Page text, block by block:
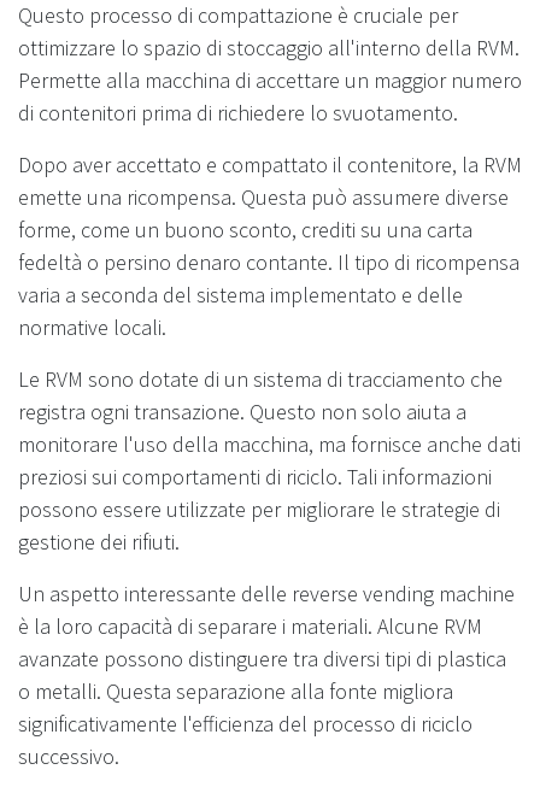
Questo processo di compattazione è cruciale per
ottimizzare lo spazio di stoccaggio all'interno della RVM.
Permette alla macchina di accettare un maggior numero
di contenitori prima di richiedere lo svuotamento.
Dopo aver accettato e compattato il contenitore, la RVM
emette una ricompensa. Questa può assumere diverse
forme, come un buono sconto, crediti su una carta
fedeltà o persino denaro contante. Il tipo di ricompensa
varia a seconda del sistema implementato e delle
normative locali.
Le RVM sono dotate di un sistema di tracciamento che
registra ogni transazione. Questo non solo aiuta a
monitorare l'uso della macchina, ma fornisce anche dati
preziosi sui comportamenti di riciclo. Tali informazioni
possono essere utilizzate per migliorare le strategie di
gestione dei rifiuti.
Un aspetto interessante delle reverse vending machine
è la loro capacità di separare i materiali. Alcune RVM
avanzate possono distinguere tra diversi tipi di plastica
o metalli. Questa separazione alla fonte migliora
significativamente l'efficienza del processo di riciclo
successivo.